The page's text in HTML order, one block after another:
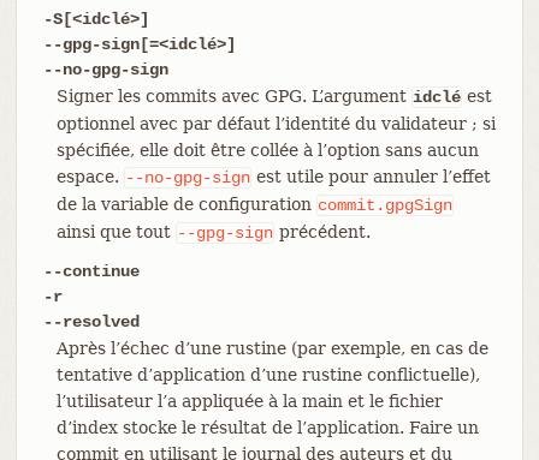
-S[<idclé>]
--gpg-sign[=<idclé>]
--no-gpg-sign
Signer les commits avec GPG. L’argument idclé est
optionnel avec par défaut l’identité du validateur ; si
spécifiée, elle doit être collée à l’option sans aucun
espace. --no-gpg-sign est utile pour annuler l’effet
de la variable de configuration commit.gpgSign
ainsi que tout --gpg-sign précédent.
--continue
-r
--resolved
Après l’échec d’une rustine (par exemple, en cas de
tentative d’application d’une rustine conflictuelle),
l’utilisateur l’a appliquée à la main et le fichier
d’index stocke le résultat de l’application. Faire un
commit en utilisant le journal des auteurs et du